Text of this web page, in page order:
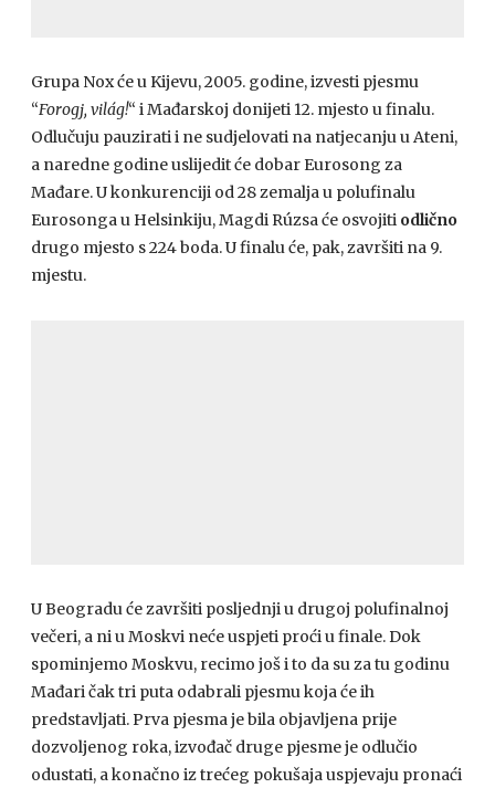
Grupa Nox će u Kijevu, 2005. godine, izvesti pjesmu
“Forogj, világ!“ i Mađarskoj donijeti 12. mjesto u finalu.
Odlučuju pauzirati i ne sudjelovati na natjecanju u Ateni,
a naredne godine uslijedit će dobar Eurosong za
Mađare. U konkurenciji od 28 zemalja u polufinalu
Eurosonga u Helsinkiju, Magdi Rúzsa će osvojiti odlično
drugo mjesto s 224 boda. U finalu će, pak, završiti na 9.
mjestu.
U Beogradu će završiti posljednji u drugoj polufinalnoj
večeri, a ni u Moskvi neće uspjeti proći u finale. Dok
spominjemo Moskvu, recimo još i to da su za tu godinu
Mađari čak tri puta odabrali pjesmu koja će ih
predstavljati. Prva pjesma je bila objavljena prije
dozvoljenog roka, izvođač druge pjesme je odlučio
odustati, a konačno iz trećeg pokušaja uspjevaju pronaći